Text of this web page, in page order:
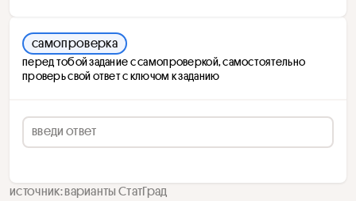
самопроверка
перед тобой задание с самопроверкой, самостоятельно
проверь свой ответ с ключом к заданию
источник: варианты СтатГрад